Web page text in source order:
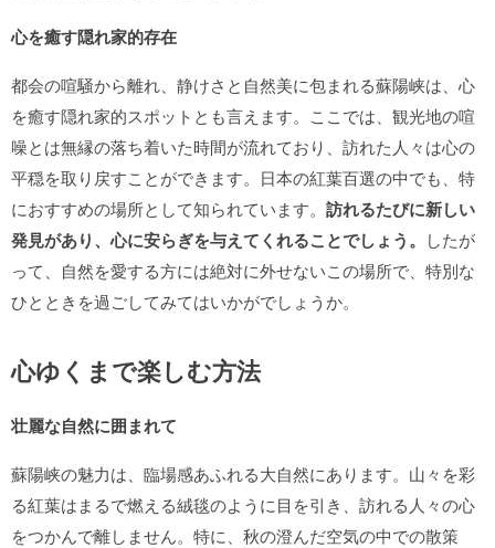
心を癒す隠れ家的存在
都会の喧騒から離れ、静けさと自然美に包まれる蘇陽峡は、心
を癒す隠れ家的スポットとも言えます。ここでは、観光地の喧
噪とは無縁の落ち着いた時間が流れており、訪れた人々は心の
平穏を取り戻すことができます。日本の紅葉百選の中でも、特
におすすめの場所として知られています。 訪れるたびに新しい
発見があり、心に安らぎを与えてくれることでしょう。 したが
って、自然を愛する方には絶対に外せないこの場所で、特別な
ひとときを過ごしてみてはいかがでしょうか。
心ゆくまで楽しむ方法
壮麗な自然に囲まれて
蘇陽峡の魅力は、臨場感あふれる大自然にあります。山々を彩
る紅葉はまるで燃える絨毯のように目を引き、訪れる人々の心
をつかんで離しません。特に、秋の澄んだ空気の中での散策